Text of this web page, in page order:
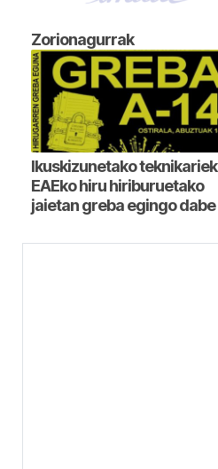
Zorionagurrak
Ikuskizunetako teknikariek
EAEko hiru hiriburuetako
jaietan greba egingo dabe